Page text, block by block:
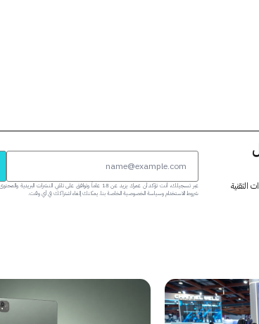
التقنية
عبر تسجيلك، أنت تؤكد أن عمرك يزيد عن 18 عاماً وتوافق على تلقي النشرات
شروط الاستخدام وسياسة الخصوصية الخاصة بنا. يمكنك إلغاء اشتراكك في أي وقت.